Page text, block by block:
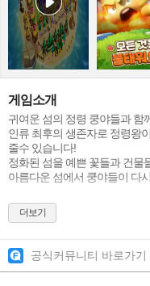
게임소개
귀여운 섬의 정령 쿵야들과 함
인류 최후의 생존자로 정령왕
줄수 있습니다!
정화된 섬을 예쁜 꽃들과 건물
아름다운 섬에서 쿵야들이 다
[게임 소개]
▶자꾸자꾸 합치고 싶은 ”머지”
멈출 수 없는 머지의 재미를 느
▶봐도봐도 귀여운 섬의 정령 ”
더보기
공식커뮤니티 바로가기